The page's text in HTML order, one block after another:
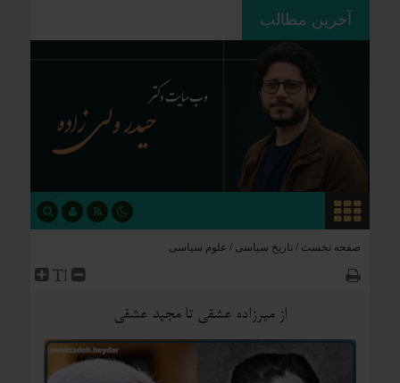
آخرین مطالب
صفحه نخست / تاریخ سیاسی / علوم سیاسی
از میرزاده عشقی تا مجید عشقی